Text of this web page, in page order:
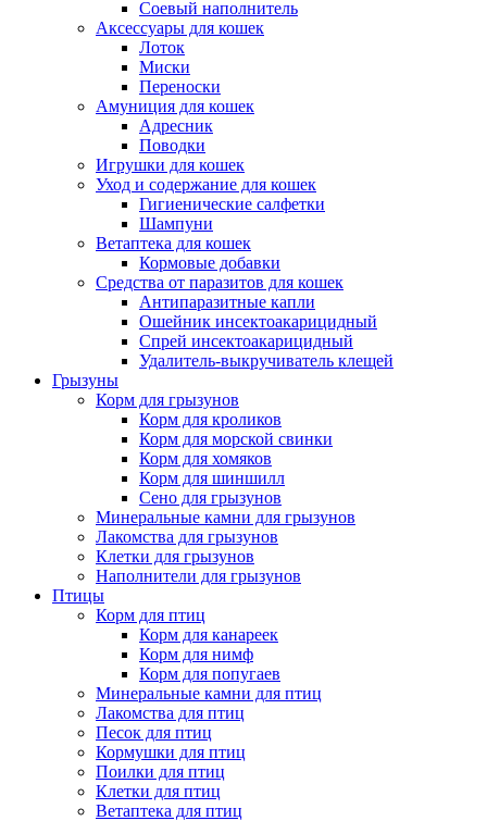
Соевый наполнитель
Аксессуары для кошек
Лоток
Миски
Переноски
Амуниция для кошек
Адресник
Поводки
Игрушки для кошек
Уход и содержание для кошек
Гигиенические салфетки
Шампуни
Ветаптека для кошек
Кормовые добавки
Средства от паразитов для кошек
Антипаразитные капли
Ошейник инсектоакарицидный
Спрей инсектоакарицидный
Удалитель-выкручиватель клещей
Грызуны
Корм для грызунов
Корм для кроликов
Корм для морской свинки
Корм для хомяков
Корм для шиншилл
Сено для грызунов
Минеральные камни для грызунов
Лакомства для грызунов
Клетки для грызунов
Наполнители для грызунов
Птицы
Корм для птиц
Корм для канареек
Корм для нимф
Корм для попугаев
Минеральные камни для птиц
Лакомства для птиц
Песок для птиц
Кормушки для птиц
Поилки для птиц
Клетки для птиц
Ветаптека для птиц